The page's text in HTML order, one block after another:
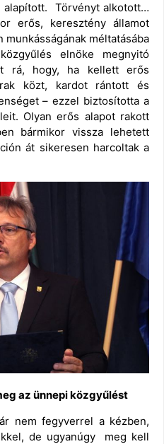
alapított. Törvényt alkotott…
erős, keresztény államot
méltatásába
elnöke megnyitó
rá, hogy, ha kellett erős
közt, kardot rántott és
– ezzel biztosította a
Olyan erős alapot rakott
bármikor vissza lehetett
át sikeresen harcoltak a
az ünnepi közgyűlést
nem fegyverrel a kézben,
de ugyanúgy meg kell